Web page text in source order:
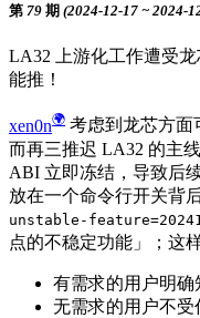
第 79 期 (2024-12-17 ~ 2024-
LA32 上游化工作遭受
能推！
xen0n
考虑到龙芯方面
而再三推迟 LA32 的主
ABI 立即冻结，导致后
放在一个命令行开关背
unstable-
点的不稳定功能」；这
有需求的用户明确
无需求的用户不